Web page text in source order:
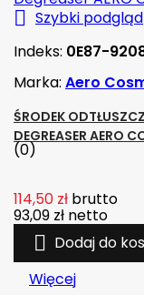
 Szybki podgląd
Indeks: 0E87-
Marka: Aero
ŚRODEK
DEGREASER AERO
(0)
114,50 zł brutto
93,09 zł netto
 Dodaj do
Więcej